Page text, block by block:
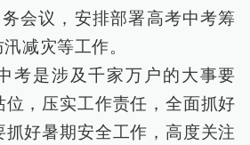
会议，安排部署高考中考筹
减灾等工作。
考是涉及千家万户的大事要
，压实工作责任，全面抓好
好暑期安全工作，高度关注